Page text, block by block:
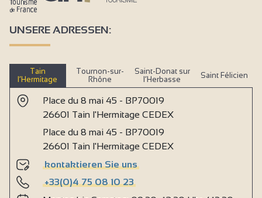
UNSERE ADRESSEN:
Tain
l’Hermitage
Tournon-sur-
Rhône
Saint-Donat sur
l’Herbasse
Saint Félicien
Place du 8 mai 45 - BP70019
26601 Tain l'Hermitage CEDEX
Place du 8 mai 45 - BP70019
26601 Tain l'Hermitage CEDEX
kontaktieren Sie uns
+33(0)4 75 08 10 23